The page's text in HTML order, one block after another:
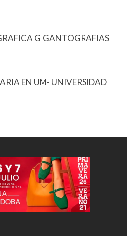
GIGANTOGRAFIAS
EN UM- UNIVERSIDAD